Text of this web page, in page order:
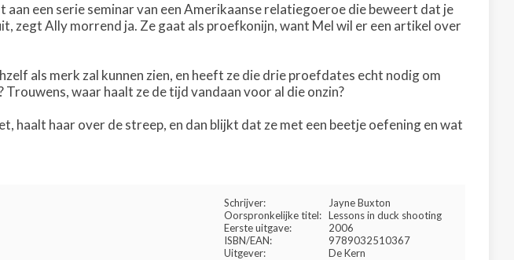
een serie seminar van een Amerikaanse relatiegoeroe die beweert dat je
zegt Ally morrend ja. Ze gaat als proefkonijn, want Mel wil er een artikel over
als merk zal kunnen zien, en heeft ze die drie proefdates echt nodig om
waar haalt ze de tijd vandaan voor al die onzin?
haalt haar over de streep, en dan blijkt dat ze met een beetje oefening en wat
Schrijver:
Jayne Buxton
Oorspronkelijke titel: Lessons in duck shooting
Eerste uitgave:
2006
ISBN/EAN:
9789032510367
Uitgever:
De Kern